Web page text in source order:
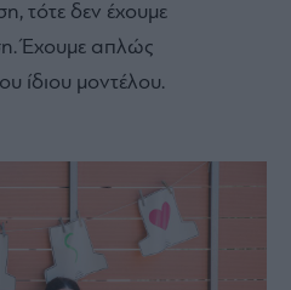
τότε δεν έχουμε
Έχουμε απλώς
ίδιου μοντέλου.